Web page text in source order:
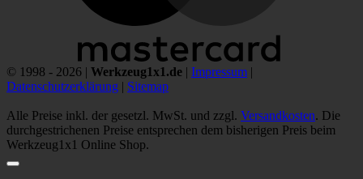
© 1998 - 2026 | Werkzeug1x1.de | Impressum |
Datenschutzerklärung | Sitemap
Alle Preise inkl. der gesetzl. MwSt. und zzgl. Versandkosten. Die
durchgestrichenen Preise entsprechen dem bisherigen Preis beim
Werkzeug1x1 Online Shop.